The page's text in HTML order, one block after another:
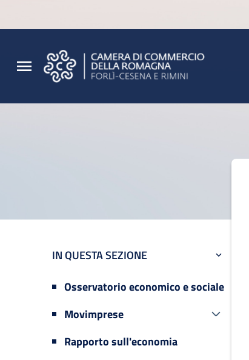
IN QUESTA SEZIONE
Osservatorio economico e sociale
Movimprese
Rapporto sull'economia